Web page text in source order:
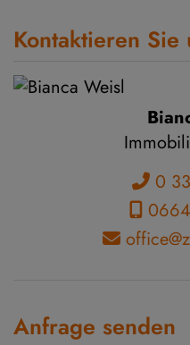
Kontaktieren Sie
0
0664
Anfrage senden